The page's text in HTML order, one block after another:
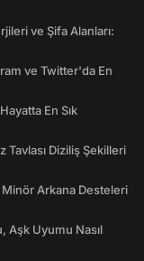
ve Şifa Alanları:
ve Twitter'da En
En Sık
Tavlası Diziliş Şekilleri
Minör Arkana Desteleri
Aşk Uyumu Nasıl